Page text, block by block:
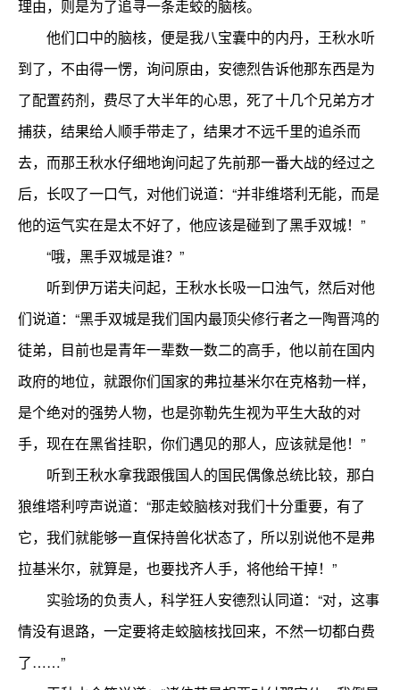
理由，则是为了追寻一条走蛟的脑核。
他们口中的脑核，便是我八宝囊中的内丹，王秋水听
到了，不由得一愣，询问原由，安德烈告诉他那东西是为
了配置药剂，费尽了大半年的心思，死了十几个兄弟方才
捕获，结果给人顺手带走了，结果才不远千里的追杀而
去，而那王秋水仔细地询问起了先前那一番大战的经过之
后，长叹了一口气，对他们说道：“并非维塔利无能，而是
他的运气实在是太不好了，他应该是碰到了黑手双城！”
“哦，黑手双城是谁？”
听到伊万诺夫问起，王秋水长吸一口浊气，然后对他
们说道：“黑手双城是我们国内最顶尖修行者之一陶晋鸿的
徒弟，目前也是青年一辈数一数二的高手，他以前在国内
政府的地位，就跟你们国家的弗拉基米尔在克格勃一样，
是个绝对的强势人物，也是弥勒先生视为平生大敌的对
手，现在在黑省挂职，你们遇见的那人，应该就是他！”
听到王秋水拿我跟俄国人的国民偶像总统比较，那白
狼维塔利哼声说道：“那走蛟脑核对我们十分重要，有了
它，我们就能够一直保持兽化状态了，所以别说他不是弗
拉基米尔，就算是，也要找齐人手，将他给干掉！”
实验场的负责人，科学狂人安德烈认同道：“对，这事
情没有退路，一定要将走蛟脑核找回来，不然一切都白费
了……”